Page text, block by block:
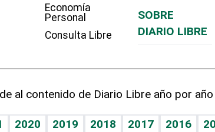
Economía
Personal
Consulta Libre
SOBRE
DIARIO LIBRE
al contenido de Diario Libre año por
2020 2019 2018 2017 2016